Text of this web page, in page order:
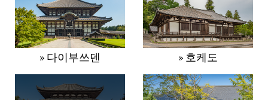
» 다이부쓰덴 » 호케도